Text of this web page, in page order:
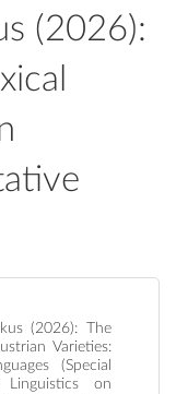
(2026):
(2026): The
Varieties:
(Special
Linguistics on